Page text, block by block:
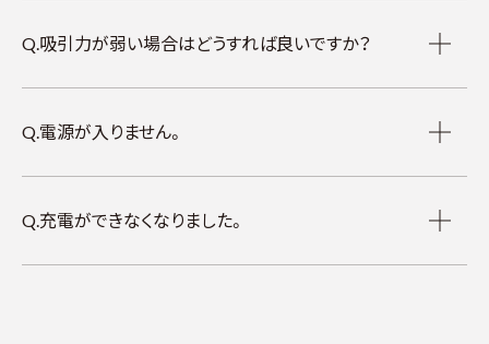
Q.吸引力が弱い場合はどうすれば良いですか？
Q.電源が入りません。
Q.充電ができなくなりました。